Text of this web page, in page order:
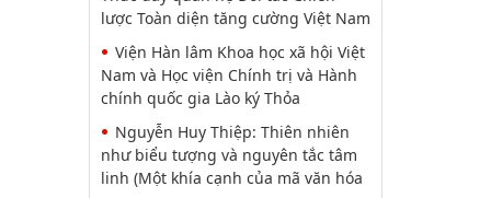
lược Toàn diện tăng cường Việt Nam
Viện Hàn lâm Khoa học xã hội Việt
Nam và Học viện Chính trị và Hành
chính quốc gia Lào ký Thỏa
Nguyễn Huy Thiệp: Thiên nhiên
như biểu tượng và nguyên tắc tâm
linh (Một khía cạnh của mã văn hóa